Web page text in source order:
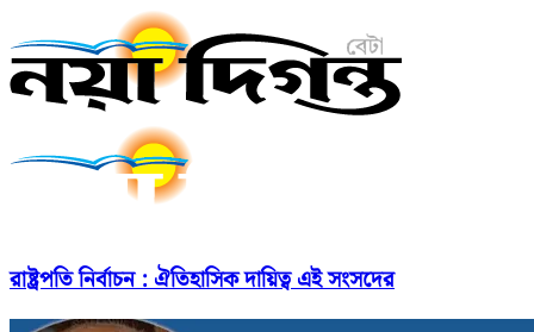
রাষ্ট্রপতি নির্বাচন : ঐতিহাসিক দায়িত্ব এই সংসদের